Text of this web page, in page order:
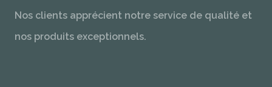
Nos clients apprécient notre service de qualité et
nos produits exceptionnels.